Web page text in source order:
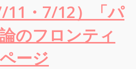
11・7/12）「パ
のフロンティ
ージ